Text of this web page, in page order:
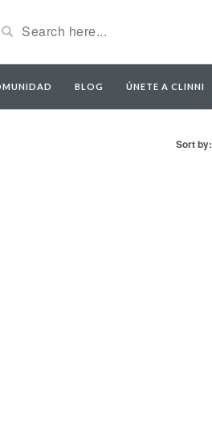
BLOG ÚNETE A CLINNI
Sort by: